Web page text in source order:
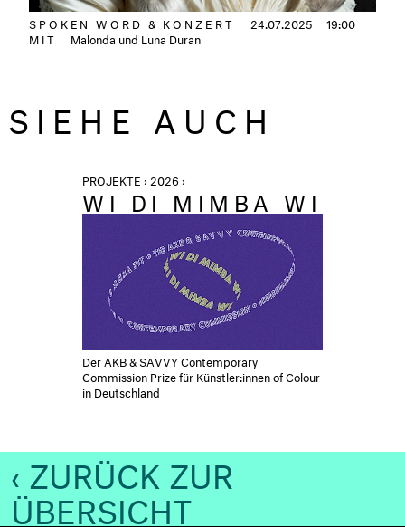
SPOKEN WORD & KONZERT 24.07.2025
19:00
MIT
Malonda und Luna Duran
SIEHE AUCH
PROJEKTE › 2026 ›
WI DI MIMBA WI
Der AKB & SAVVY Contemporary
Commission Prize für Künstler:innen of Colour
in Deutschland
‹ ZURÜCK ZUR
ÜBERSICHT